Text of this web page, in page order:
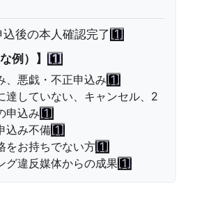
込後の本人確認完了[1]
例）】 [1]
、悪戯・不正申込み[1]
達していない、キャンセル、2
申込み[1]
込み不備[1]
をお持ちでない方[1]
グ違反媒体からの成果[1]